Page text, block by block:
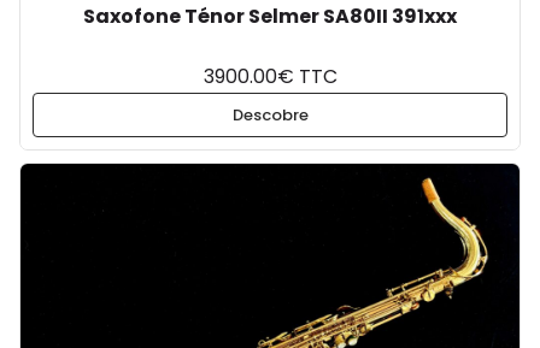
Saxofone Ténor Selmer SA80II 391xxx
3900.00€ TTC
Descobre